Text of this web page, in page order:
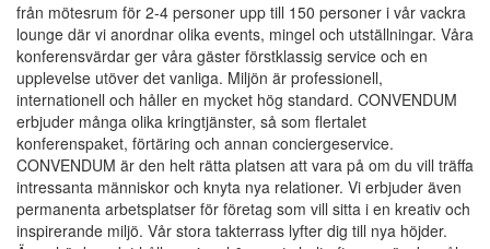
från mötesrum för 2-4 personer upp till 150 personer i vår vackra
lounge där vi anordnar olika events, mingel och utställningar. Våra
konferensvärdar ger våra gäster förstklassig service och en
upplevelse utöver det vanliga. Miljön är professionell,
internationell och håller en mycket hög standard. CONVENDUM
erbjuder många olika kringtjänster, så som flertalet
konferenspaket, förtäring och annan conciergeservice.
CONVENDUM är den helt rätta platsen att vara på om du vill träffa
intressanta människor och knyta nya relationer. Vi erbjuder även
permanenta arbetsplatser för företag som vill sitta i en kreativ och
inspirerande miljö. Vår stora takterrass lyfter dig till nya höjder.